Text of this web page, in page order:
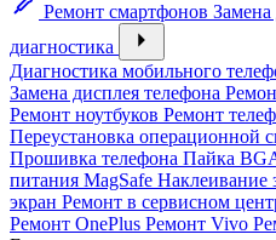
Ремонт смартфонов Замена
диагностика
Диагностика мобильного
Замена дисплея телефона
Ремонт ноутбуков Ремонт
Переустановка операционной
Прошивка телефона Пайка
питания MagSafe Наклеивание
экран Ремонт в сервисном
Ремонт OnePlus Ремонт Vivo